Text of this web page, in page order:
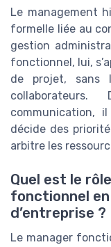
Le management
formelle liée au
gestion
fonctionnel, lui,
de projet, sans
communication,
décide des
arbitre les
Quel est le
fonctionnel
d’entreprise ?
Le manager